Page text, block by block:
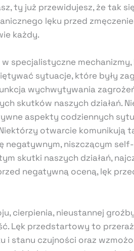
ty już przewidujesz, że tak
lęku przed
każdy.
specjalistyczne
sytuacje, które były
wychwytywania
skutków naszych działań.
aspekty codziennych
otwarcie komunikują
niszczącym
skutki naszych działań,
negatywną oceną, lęk
cierpienia, nieustannej
Lęk przedstartowy to
i stanu czujności oraz